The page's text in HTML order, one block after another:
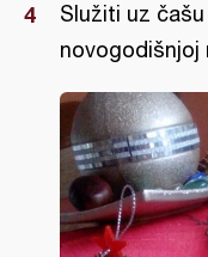
Služiti uz
novogodišnjoj